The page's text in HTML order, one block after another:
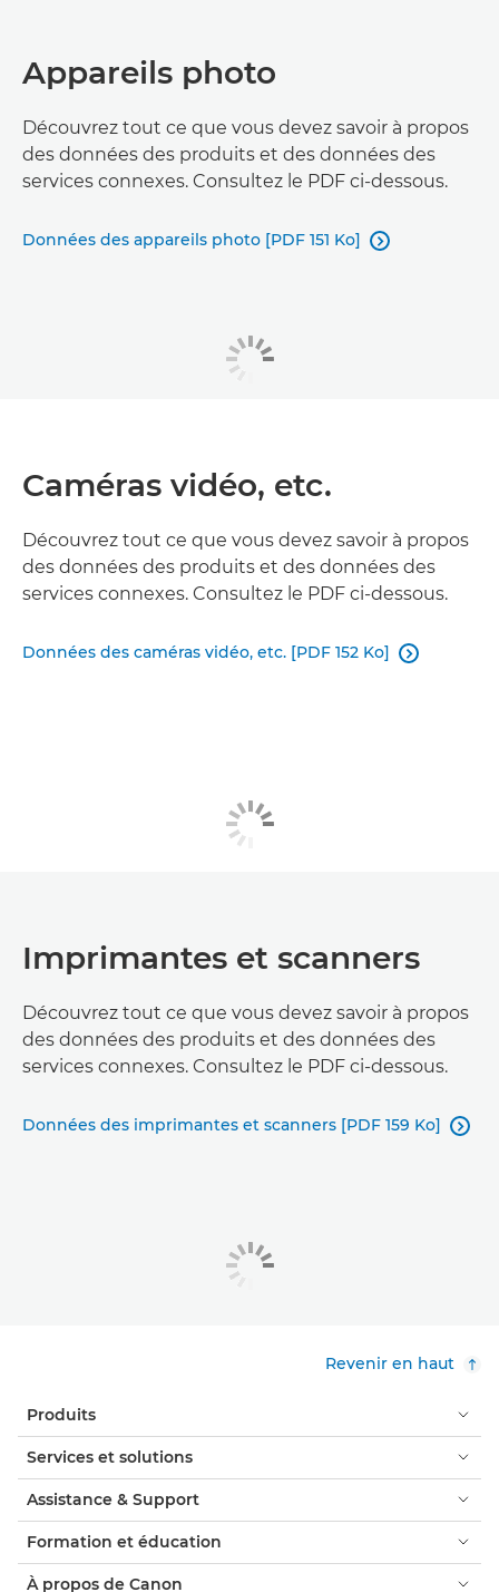
Appareils photo
Découvrez tout ce que vous devez savoir à propos
des données des produits et des données des
services connexes. Consultez le PDF ci-dessous.
Données des appareils photo [PDF 151 Ko] 
Caméras vidéo, etc.
Découvrez tout ce que vous devez savoir à propos
des données des produits et des données des
services connexes. Consultez le PDF ci-dessous.
Données des caméras vidéo, etc. [PDF 152 Ko] 
Imprimantes et scanners
Découvrez tout ce que vous devez savoir à propos
des données des produits et des données des
services connexes. Consultez le PDF ci-dessous.
Données des imprimantes et scanners [PDF 159 Ko] 
Revenir en haut
Produits
Services et solutions
Assistance & Support
Formation et éducation
À propos de Canon